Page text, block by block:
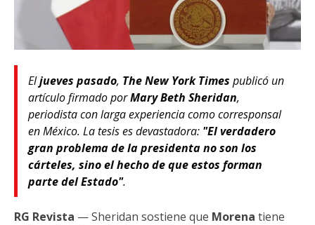
Eljueves pasado, The New York Times publicó un
artículo firmado porMary Beth Sheridan,
periodista con larga experiencia como corresponsal
en México. La tesis es devastadora: "El verdadero
gran problema de la presidenta no son los
cárteles, sino el hecho de que estos forman
parte del Estado".
RG Revista — Sheridan sostiene que Morena tiene